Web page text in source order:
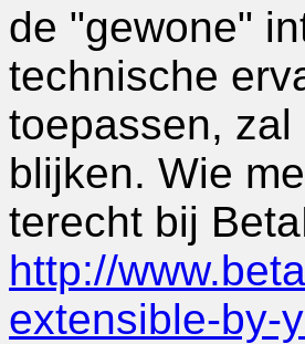
de "gewone"
technische
toepassen,
blijken. Wie
terecht bij
http://
extensible-by-